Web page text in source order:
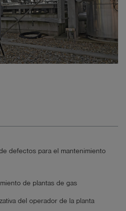
defectos para el mantenimiento
de plantas de gas
del operador de la planta